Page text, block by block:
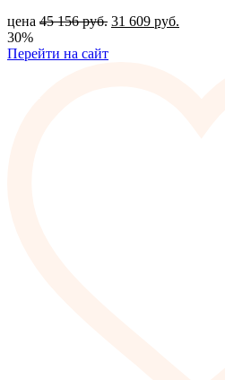
цена 45 156руб. 31 609 руб.
30%
Перейти на сайт